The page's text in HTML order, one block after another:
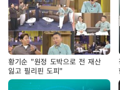
황기순 "원정 도박으로 전 재산
잃고 필리핀 도피"